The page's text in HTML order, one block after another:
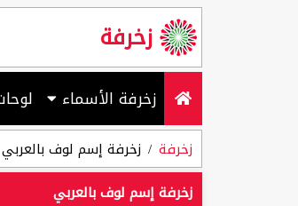
زخرفة
زخرفة الأسماء
زخرفة
زخرفة إسم لوف بالعربي
زخرفة إسم لوف بالعربي